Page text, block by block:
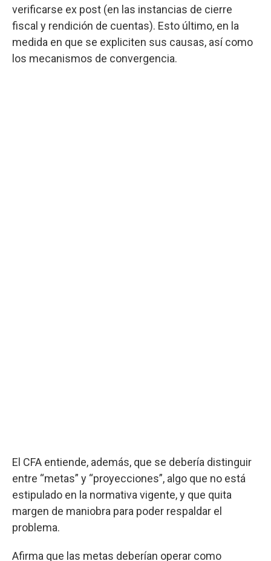
verificarse ex post (en las instancias de cierre
fiscal y rendición de cuentas). Esto último, en la
medida en que se expliciten sus causas, así como
los mecanismos de convergencia.
El CFA entiende, además, que se debería distinguir
entre “metas” y “proyecciones”, algo que no está
estipulado en la normativa vigente, y que quita
margen de maniobra para poder respaldar el
problema.
Afirma que las metas deberían operar como